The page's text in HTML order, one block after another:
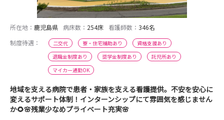
所在地： 鹿児島県 病床数： 254床 看護師数： 346名
制度待遇：
二交代 寮・住宅補助あり
資格支援あり
退職金制度あり
奨学金制度あり
託児所あり
マイカー通勤OK
地域を支える病院で患者・家族を支える看護提供。不安を安心に
変えるサポート体制！インターンシップにて雰囲気を感じません
か🌻🌸残業少なめプライベート充実🌸